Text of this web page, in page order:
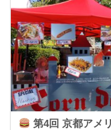
第4回 京都アメ